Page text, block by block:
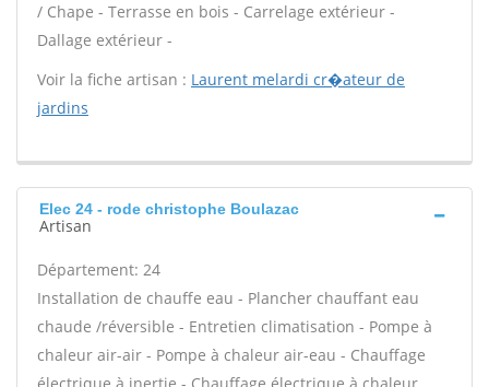
/ Chape - Terrasse en bois - Carrelage extérieur -
Dallage extérieur -
Voir la fiche artisan : Laurent melardi cr�ateur de
jardins
Elec 24 - rode christophe Boulazac
Artisan
Département: 24
Installation de chauffe eau - Plancher chauffant eau
chaude /réversible - Entretien climatisation - Pompe à
chaleur air-air - Pompe à chaleur air-eau - Chauffage